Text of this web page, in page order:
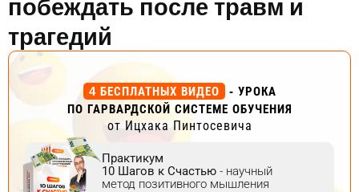
трагедий
4 БЕСПЛАТНЫХ ВИДЕО
- УРОКА
ПО ГАРВАРДСКОЙ СИСТЕМЕ ОБУЧЕНИЯ
от Ицхака Пинтосевича
Практикум
10 Шагов к Счастью - научный
метод позитивного мышления